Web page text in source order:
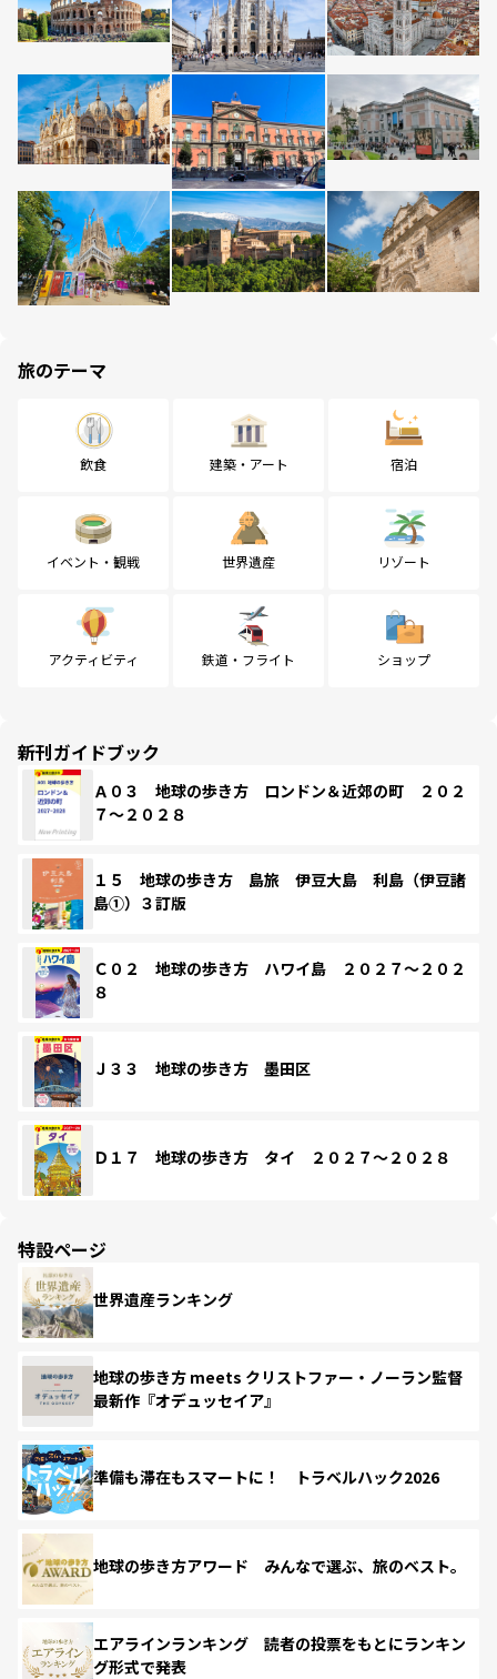
旅のテーマ
飲食 建築・アート 宿泊
イベント・観戦 世界遺産 リゾート
アクティビティ 鉄道・フライト ショップ
新刊ガイドブック
Ａ０３ 地球の歩き方 ロンドン＆近郊の町 ２０２
７～２０２８
１５ 地球の歩き方 島旅 伊豆大島 利島（伊豆諸
島①）３訂版
Ｃ０２ 地球の歩き方 ハワイ島 ２０２７～２０２
８
Ｊ３３ 地球の歩き方 墨田区
Ｄ１７ 地球の歩き方 タイ ２０２７～２０２８
特設ページ
世界遺産ランキング
地球の歩き方 meets クリストファー・ノーラン監督
最新作『オデュッセイア』
準備も滞在もスマートに！ トラベルハック2026
地球の歩き方アワード みんなで選ぶ、旅のベスト。
エアラインランキング 読者の投票をもとにランキン
グ形式で発表